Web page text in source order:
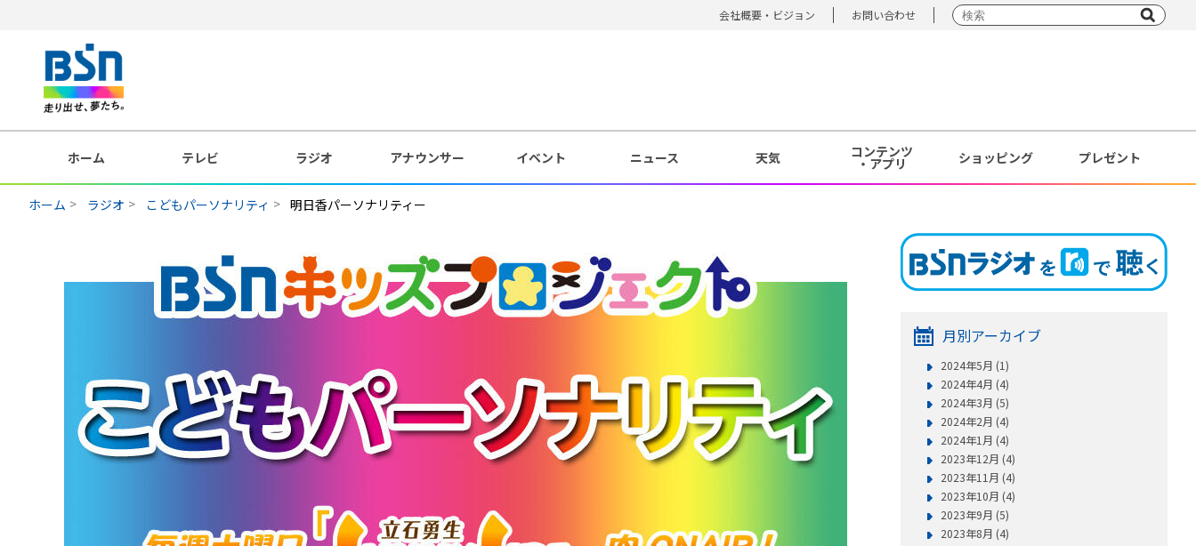
会社概要・ビジョン お問い合わせ
ホーム テレビ ラジオ アナウンサー イベント ニュース 天気 コンテンツ
・アプリ ショッピング プレゼント
ホーム ラジオ こどもパーソナリティ 明日香パーソナリティー
月別アーカイブ
2024年5月 (1)
2024年4月 (4)
2024年3月 (5)
2024年2月 (4)
2024年1月 (4)
2023年12月 (4)
2023年11月 (4)
2023年10月 (4)
2023年9月 (5)
2023年8月 (4)